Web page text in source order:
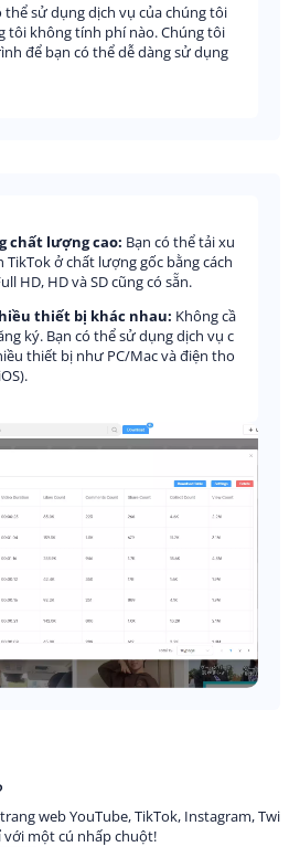
thể sử dụng dịch vụ của chúng tôi
tôi không tính phí nào. Chúng tôi
để bạn có thể dễ dàng sử dụng
chất lượng cao: Bạn có thể tải xu
ở chất lượng gốc bằng cách
HD, HD và SD cũng có sẵn.
thiết bị khác nhau: Không cầ
ký. Bạn có thể sử dụng dịch vụ c
thiết bị như PC/Mac và điện tho
web YouTube, TikTok, Instagram, Twi
với một cú nhấp chuột!